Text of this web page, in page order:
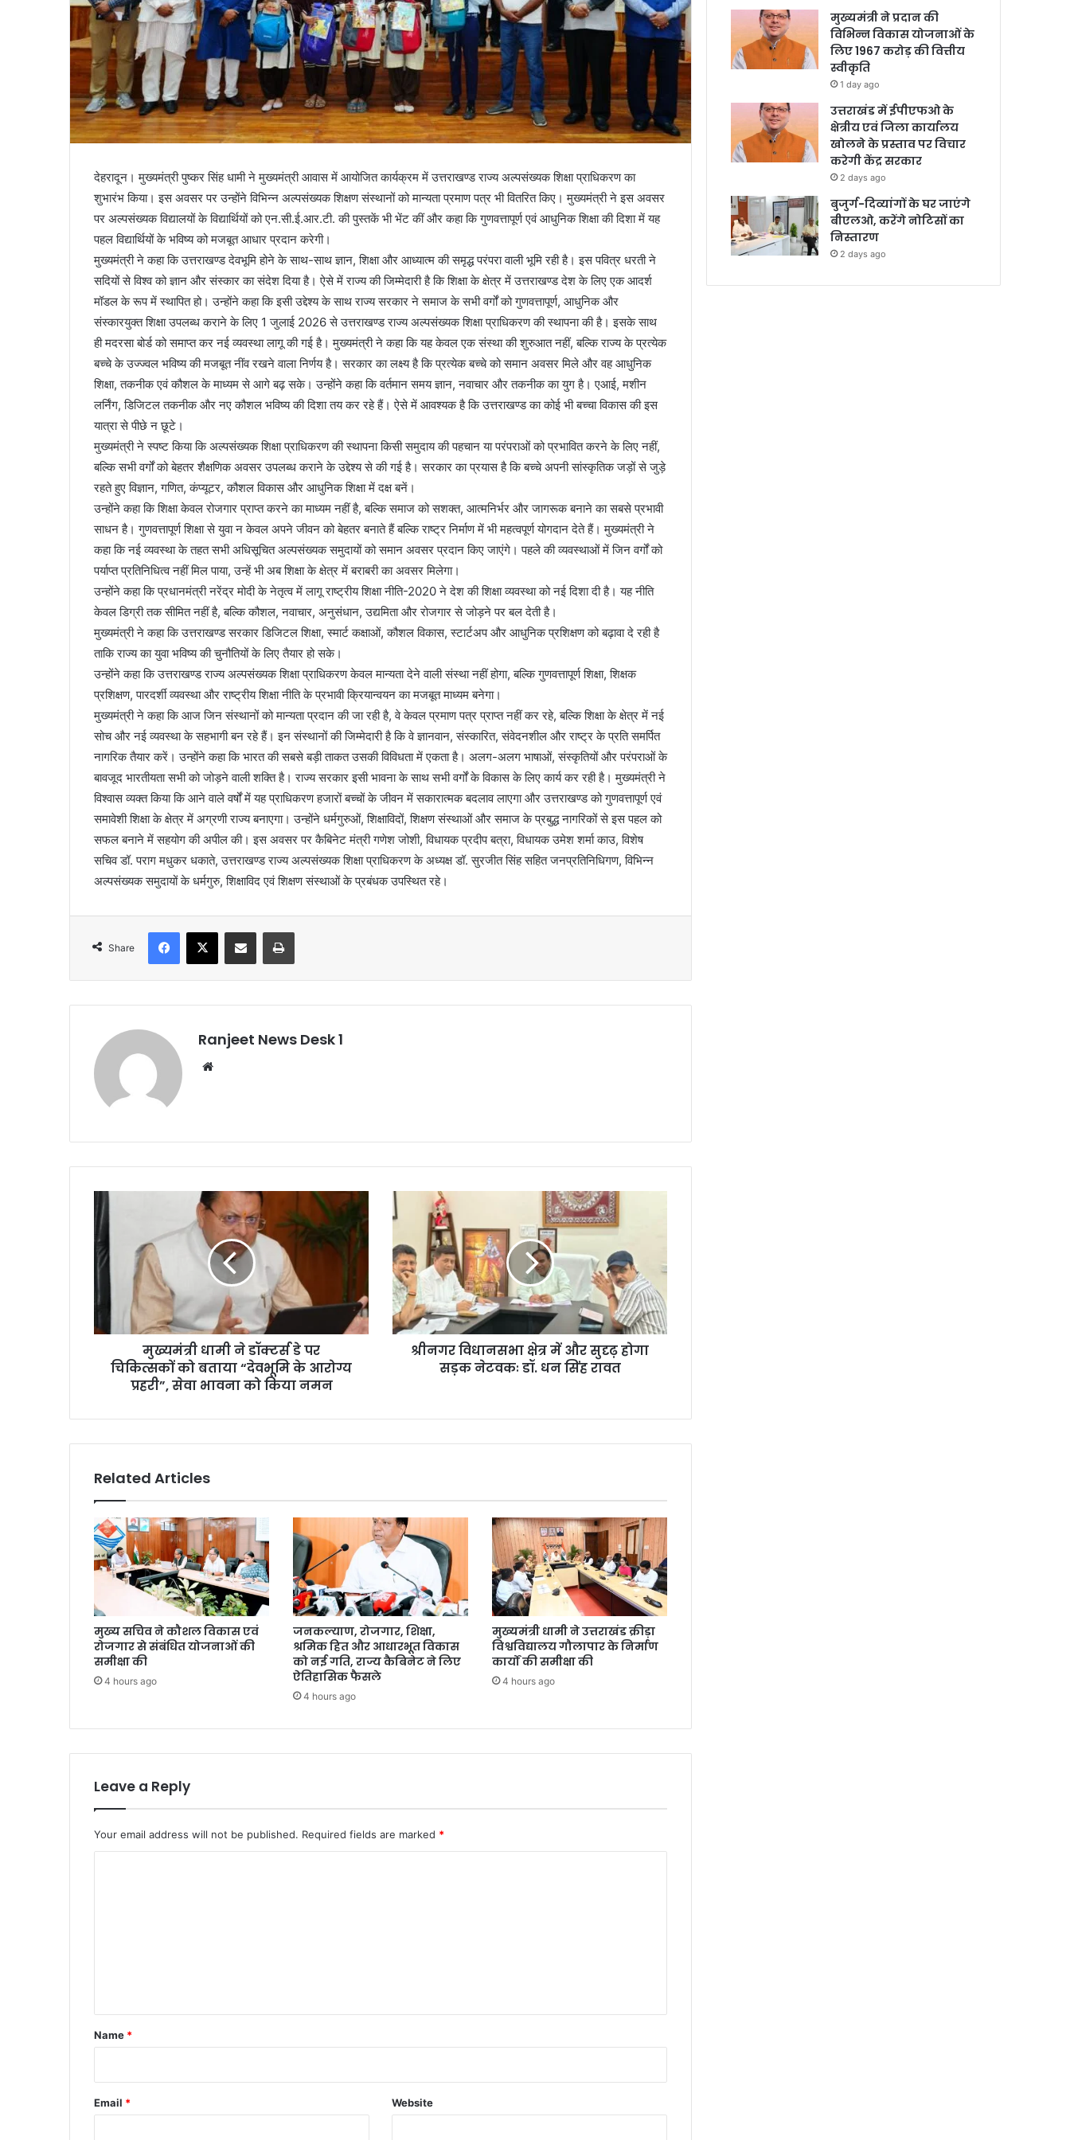
देहरादून। मुख्यमंत्री पुष्कर सिंह धामी ने मुख्यमंत्री आवास में आयोजित कार्यक्रम में उत्तराखण्ड राज्य अल्पसंख्यक शिक्षा प्राधिकरण का
शुभारंभ किया। इस अवसर पर उन्होंने विभिन्न अल्पसंख्यक शिक्षण संस्थानों को मान्यता प्रमाण पत्र भी वितरित किए। मुख्यमंत्री ने इस अवसर
पर अल्पसंख्यक विद्यालयों के विद्यार्थियों को एन.सी.ई.आर.टी. की पुस्तकें भी भेंट कीं और कहा कि गुणवत्तापूर्ण एवं आधुनिक शिक्षा की दिशा में यह
पहल विद्यार्थियों के भविष्य को मजबूत आधार प्रदान करेगी।
मुख्यमंत्री ने कहा कि उत्तराखण्ड देवभूमि होने के साथ-साथ ज्ञान, शिक्षा और आध्यात्म की समृद्ध परंपरा वाली भूमि रही है। इस पवित्र धरती ने
सदियों से विश्व को ज्ञान और संस्कार का संदेश दिया है। ऐसे में राज्य की जिम्मेदारी है कि शिक्षा के क्षेत्र में उत्तराखण्ड देश के लिए एक आदर्श
मॉडल के रूप में स्थापित हो। उन्होंने कहा कि इसी उद्देश्य के साथ राज्य सरकार ने समाज के सभी वर्गों को गुणवत्तापूर्ण, आधुनिक और
संस्कारयुक्त शिक्षा उपलब्ध कराने के लिए 1 जुलाई 2026 से उत्तराखण्ड राज्य अल्पसंख्यक शिक्षा प्राधिकरण की स्थापना की है। इसके साथ
ही मदरसा बोर्ड को समाप्त कर नई व्यवस्था लागू की गई है। मुख्यमंत्री ने कहा कि यह केवल एक संस्था की शुरुआत नहीं, बल्कि राज्य के प्रत्येक
बच्चे के उज्ज्वल भविष्य की मजबूत नींव रखने वाला निर्णय है। सरकार का लक्ष्य है कि प्रत्येक बच्चे को समान अवसर मिले और वह आधुनिक
शिक्षा, तकनीक एवं कौशल के माध्यम से आगे बढ़ सके। उन्होंने कहा कि वर्तमान समय ज्ञान, नवाचार और तकनीक का युग है। एआई, मशीन
लर्निंग, डिजिटल तकनीक और नए कौशल भविष्य की दिशा तय कर रहे हैं। ऐसे में आवश्यक है कि उत्तराखण्ड का कोई भी बच्चा विकास की इस
यात्रा से पीछे न छूटे।
मुख्यमंत्री ने स्पष्ट किया कि अल्पसंख्यक शिक्षा प्राधिकरण की स्थापना किसी समुदाय की पहचान या परंपराओं को प्रभावित करने के लिए नहीं,
बल्कि सभी वर्गों को बेहतर शैक्षणिक अवसर उपलब्ध कराने के उद्देश्य से की गई है। सरकार का प्रयास है कि बच्चे अपनी सांस्कृतिक जड़ों से जुड़े
रहते हुए विज्ञान, गणित, कंप्यूटर, कौशल विकास और आधुनिक शिक्षा में दक्ष बनें।
उन्होंने कहा कि शिक्षा केवल रोजगार प्राप्त करने का माध्यम नहीं है, बल्कि समाज को सशक्त, आत्मनिर्भर और जागरूक बनाने का सबसे प्रभावी
साधन है। गुणवत्तापूर्ण शिक्षा से युवा न केवल अपने जीवन को बेहतर बनाते हैं बल्कि राष्ट्र निर्माण में भी महत्वपूर्ण योगदान देते हैं। मुख्यमंत्री ने
कहा कि नई व्यवस्था के तहत सभी अधिसूचित अल्पसंख्यक समुदायों को समान अवसर प्रदान किए जाएंगे। पहले की व्यवस्थाओं में जिन वर्गों को
पर्याप्त प्रतिनिधित्व नहीं मिल पाया, उन्हें भी अब शिक्षा के क्षेत्र में बराबरी का अवसर मिलेगा।
उन्होंने कहा कि प्रधानमंत्री नरेंद्र मोदी के नेतृत्व में लागू राष्ट्रीय शिक्षा नीति-2020 ने देश की शिक्षा व्यवस्था को नई दिशा दी है। यह नीति
केवल डिग्री तक सीमित नहीं है, बल्कि कौशल, नवाचार, अनुसंधान, उद्यमिता और रोजगार से जोड़ने पर बल देती है।
मुख्यमंत्री ने कहा कि उत्तराखण्ड सरकार डिजिटल शिक्षा, स्मार्ट कक्षाओं, कौशल विकास, स्टार्टअप और आधुनिक प्रशिक्षण को बढ़ावा दे रही है
ताकि राज्य का युवा भविष्य की चुनौतियों के लिए तैयार हो सके।
उन्होंने कहा कि उत्तराखण्ड राज्य अल्पसंख्यक शिक्षा प्राधिकरण केवल मान्यता देने वाली संस्था नहीं होगा, बल्कि गुणवत्तापूर्ण शिक्षा, शिक्षक
प्रशिक्षण, पारदर्शी व्यवस्था और राष्ट्रीय शिक्षा नीति के प्रभावी क्रियान्वयन का मजबूत माध्यम बनेगा।
मुख्यमंत्री ने कहा कि आज जिन संस्थानों को मान्यता प्रदान की जा रही है, वे केवल प्रमाण पत्र प्राप्त नहीं कर रहे, बल्कि शिक्षा के क्षेत्र में नई
सोच और नई व्यवस्था के सहभागी बन रहे हैं। इन संस्थानों की जिम्मेदारी है कि वे ज्ञानवान, संस्कारित, संवेदनशील और राष्ट्र के प्रति समर्पित
नागरिक तैयार करें। उन्होंने कहा कि भारत की सबसे बड़ी ताकत उसकी विविधता में एकता है। अलग-अलग भाषाओं, संस्कृतियों और परंपराओं के
बावजूद भारतीयता सभी को जोड़ने वाली शक्ति है। राज्य सरकार इसी भावना के साथ सभी वर्गों के विकास के लिए कार्य कर रही है। मुख्यमंत्री ने
विश्वास व्यक्त किया कि आने वाले वर्षों में यह प्राधिकरण हजारों बच्चों के जीवन में सकारात्मक बदलाव लाएगा और उत्तराखण्ड को गुणवत्तापूर्ण एवं
समावेशी शिक्षा के क्षेत्र में अग्रणी राज्य बनाएगा। उन्होंने धर्मगुरुओं, शिक्षाविदों, शिक्षण संस्थाओं और समाज के प्रबुद्ध नागरिकों से इस पहल को
सफल बनाने में सहयोग की अपील की। इस अवसर पर कैबिनेट मंत्री गणेश जोशी, विधायक प्रदीप बत्रा, विधायक उमेश शर्मा काउ, विशेष
सचिव डॉ. पराग मधुकर धकाते, उत्तराखण्ड राज्य अल्पसंख्यक शिक्षा प्राधिकरण के अध्यक्ष डॉ. सुरजीत सिंह सहित जनप्रतिनिधिगण, विभिन्न
अल्पसंख्यक समुदायों के धर्मगुरु, शिक्षाविद एवं शिक्षण संस्थाओं के प्रबंधक उपस्थित रहे।
Share
Ranjeet News Desk 1
मुख्यमंत्री धामी ने डॉक्टर्स डे पर
चिकित्सकों को बताया “देवभूमि के आरोग्य
प्रहरी”, सेवा भावना को किया नमन
श्रीनगर विधानसभा क्षेत्र में और सुदृढ़ होगा
सड़क नेटवकः डॉ. धन सिंह रावत
Related Articles
मुख्य सचिव ने कौशल विकास एवं
रोजगार से संबंधित योजनाओं की
समीक्षा की
4 hours ago
जनकल्याण, रोजगार, शिक्षा,
श्रमिक हित और आधारभूत विकास
को नई गति, राज्य कैबिनेट ने लिए
ऐतिहासिक फैसले
4 hours ago
मुख्यमंत्री धामी ने उत्तराखंड क्रीड़ा
विश्वविद्यालय गौलापार के निर्माण
कार्यों की समीक्षा की
4 hours ago
Leave a Reply
Your email address will not be published. Required fields are marked *
*
Name *
Email * Website
मुख्यमंत्री ने प्रदान की
विभिन्न विकास योजनाओं के
लिए 1967 करोड़ की वित्तीय
स्वीकृति
1 day ago
उत्तराखंड में ईपीएफओ के
क्षेत्रीय एवं जिला कार्यालय
खोलने के प्रस्ताव पर विचार
करेगी केंद्र सरकार
2 days ago
बुजुर्ग-दिव्यांगों के घर जाएंगे
बीएलओ, करेंगे नोटिसों का
निस्तारण
2 days ago